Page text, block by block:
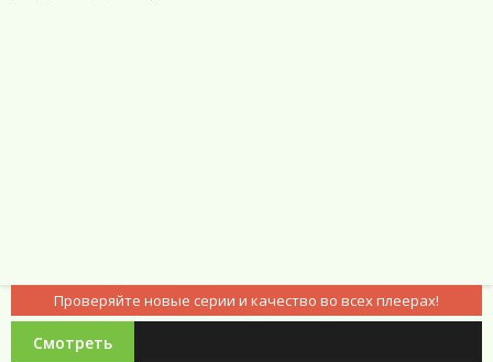
Проверяйте новые серии и качество во всех плеерах!
Смотреть